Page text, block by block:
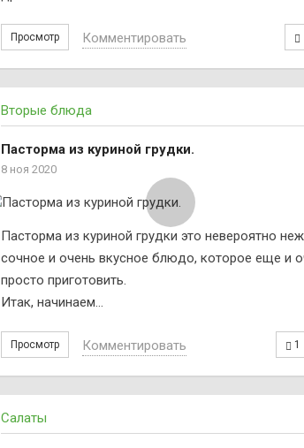
Просмотр Комментировать
Вторые блюда
Пасторма из куриной грудки.
8 ноя 2020
Пасторма из куриной грудки это невероятно
сочное и очень вкусное блюдо, которое еще и
просто приготовить.
Итак, начинаем…
Просмотр 1
Комментировать
Салаты